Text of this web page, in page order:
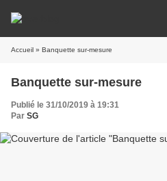
Accueil » Banquette sur-mesure
Banquette sur-mesure
Publié le 31/10/2019 à 19:31
Par SG